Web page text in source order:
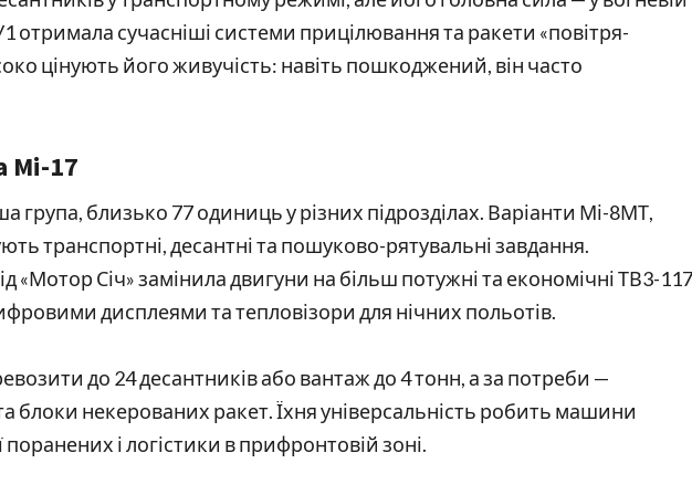
отримала сучасніші системи прицілювання та ракети «повітря-
цінують його живучість: навіть пошкоджений, він часто
Мі-17
група, близько 77 одиниць у різних підрозділах. Варіанти Мі-8МТ,
транспортні, десантні та пошуково-рятувальні завдання.
«Мотор Січ» замінила двигуни на більш потужні та економічні ТВ3-
дисплеями та тепловізори для нічних польотів.
до 24 десантників або вантаж до 4 тонн, а за потреби —
блоки некерованих ракет. Їхня універсальність робить машини
і логістики в прифронтовій зоні.